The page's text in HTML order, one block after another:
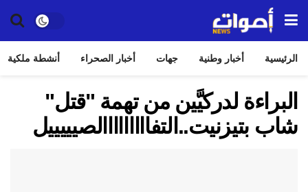
الرئيسية أخبار وطنية جهات أخبار الصحراء أنشطة ملكية
البراءة لدركيَّين من تهمة "قتل"
شاب بتيزنيت..التفااااااااالصيييييل